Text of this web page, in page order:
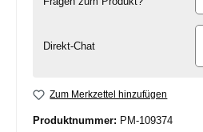
Direkt-Chat
Zum Merkzettel hinzufügen
Produktnummer: PM-109374